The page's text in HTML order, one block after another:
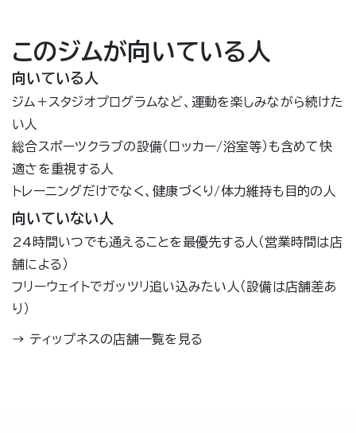
このジムが向いている人
向いている人
ジム＋スタジオプログラムなど、運動を楽しみながら続けた
い人
総合スポーツクラブの設備（ロッカー/浴室等）も含めて快
適さを重視する人
トレーニングだけでなく、健康づくり/体力維持も目的の人
向いていない人
24時間いつでも通えることを最優先する人（営業時間は店
舗による）
フリーウェイトでガッツリ追い込みたい人（設備は店舗差あ
り）
→ ティップネスの店舗一覧を見る